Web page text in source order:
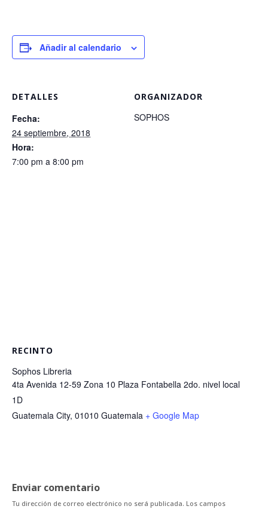
Añadir al calendario
DETALLES
Fecha:
24 septiembre, 2018
Hora:
7:00 pm a 8:00 pm
ORGANIZADOR
SOPHOS
RECINTO
Sophos Libreria
4ta Avenida 12-59 Zona 10 Plaza Fontabella 2do. nivel local
1D
Guatemala City, 01010 Guatemala + Google Map
Enviar comentario
Tu dirección de correo electrónico no será publicada. Los campos